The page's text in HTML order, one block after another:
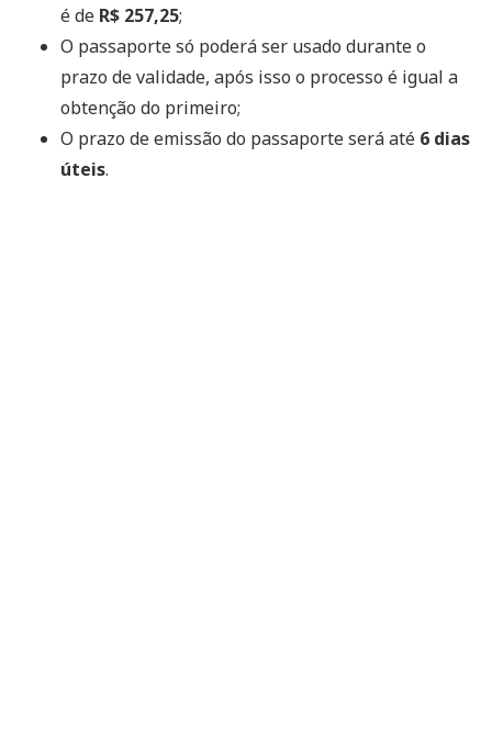
é de R$ 257,25;
O passaporte só poderá ser usado durante o
prazo de validade, após isso o processo é igual a
obtenção do primeiro;
O prazo de emissão do passaporte será até 6 dias
úteis.